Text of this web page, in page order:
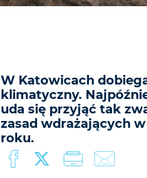
W Katowicach
klimatyczny.
uda się przyjąć tak
zasad wdrażających
roku.